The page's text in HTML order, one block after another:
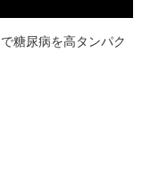
糖尿病を高タンパク